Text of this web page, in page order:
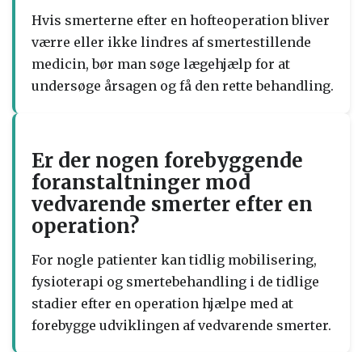
Hvis smerterne efter en hofteoperation bliver
værre eller ikke lindres af smertestillende
medicin, bør man søge lægehjælp for at
undersøge årsagen og få den rette behandling.
Er der nogen forebyggende
foranstaltninger mod
vedvarende smerter efter en
operation?
For nogle patienter kan tidlig mobilisering,
fysioterapi og smertebehandling i de tidlige
stadier efter en operation hjælpe med at
forebygge udviklingen af vedvarende smerter.